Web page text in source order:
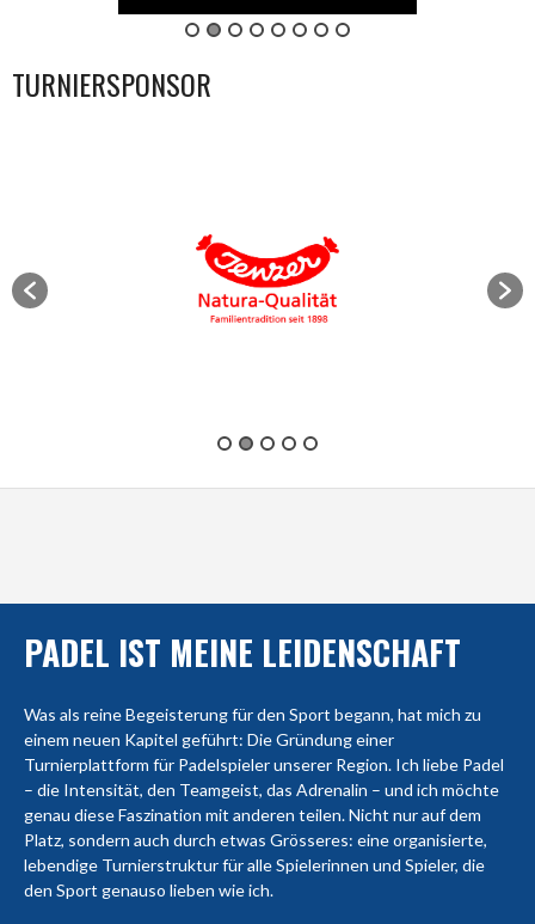
TURNIERSPONSOR
PADEL IST MEINE LEIDENSCHAFT
Was als reine Begeisterung für den Sport begann, hat mich zu
einem neuen Kapitel geführt: Die Gründung einer
Turnierplattform für Padelspieler unserer Region. Ich liebe Padel
– die Intensität, den Teamgeist, das Adrenalin – und ich möchte
genau diese Faszination mit anderen teilen. Nicht nur auf dem
Platz, sondern auch durch etwas Grösseres: eine organisierte,
lebendige Turnierstruktur für alle Spielerinnen und Spieler, die
den Sport genauso lieben wie ich.